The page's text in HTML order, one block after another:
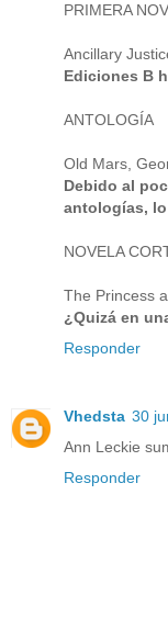
PRIMERA
Ancillary
Ediciones B
ANTOLOGÍA
Old Mars,
Debido al
antologías,
NOVELA
The Princess
¿Quizá en
Responder
Vhedsta 30
Ann Leckie
Responder